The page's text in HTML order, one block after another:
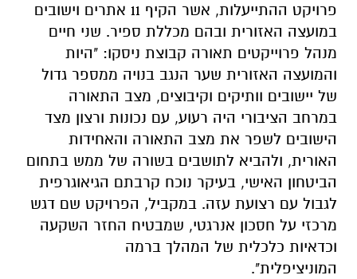
פרויקט ההתייעלות, אשר הקיף 11 אתרים וישובים
במועצה האזורית ובהם מכללת ספיר. שני חיים
מנהל פרוייקטים תאורה קבוצת ניסקו: "היות
והמועצה האזורית שער הנגב בנויה ממספר גדול
של יישובים וותיקים וקיבוצים, מצב התאורה
במרחב הציבורי היה רעוע, עם נכונות ורצון מצד
הישובים לשפר את מצב התאורה והאחידות
האורית, ולהביא לתושבים בשורה של ממש בתחום
הביטחון האישי, בעיקר נוכח קרבתם הגיאוגרפית
לגבול עם רצועת עזה. במקביל, הפרויקט שם דגש
מרכזי על חסכון אנרגטי, שמבטיח החזר השקעה
וכדאיות כלכלית של המהלך ברמה
המוניציפלית".